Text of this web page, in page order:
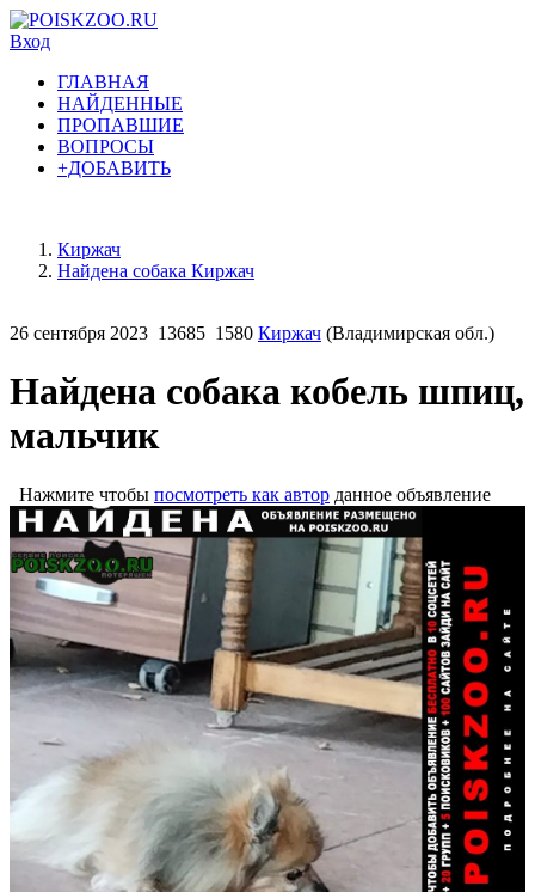
Вход
ГЛАВНАЯ
НАЙДЕННЫЕ
ПРОПАВШИЕ
ВОПРОСЫ
+ДОБАВИТЬ
Киржач
Найдена собака Киржач
26 сентября 2023 13685 1580 Киржач (Владимирская обл.)
Найдена собака кобель шпиц,
мальчик
Нажмите чтобы посмотреть как автор данное объявление